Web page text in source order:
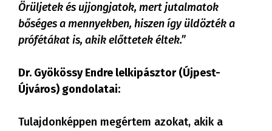
Örüljetek és ujjongjatok, mert jutalmatok
bőséges a mennyekben, hiszen így üldözték a
prófétákat is, akik előttetek éltek.”
Dr. Gyökössy Endre lelkipásztor (Újpest-
Újváros) gondolatai:
Tulajdonképpen megértem azokat, akik a